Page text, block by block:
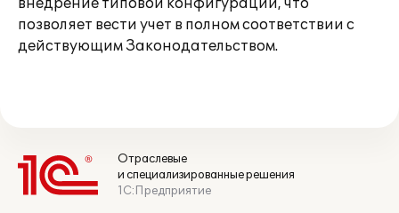
внедрение типовой конфигурации, что
позволяет вести учет в полном соответствии с
действующим Законодательством.
Отраслевые
и специализированные решения
1С:Предприятие